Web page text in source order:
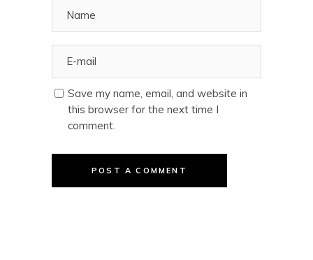
Save my name, email, and website in
this browser for the next time I
comment.
POST A COMMENT